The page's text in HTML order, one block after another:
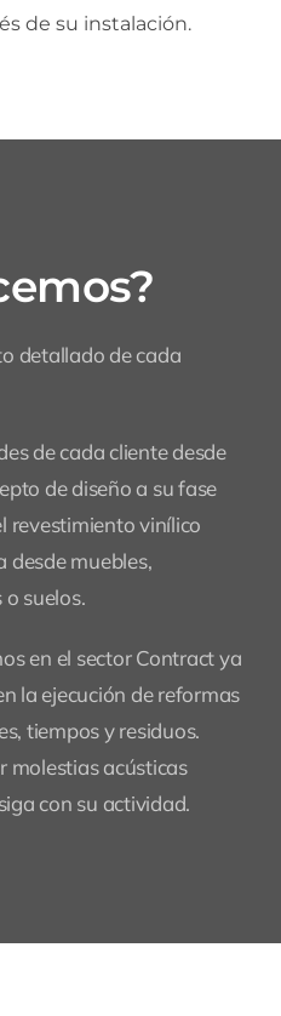
de su instalación.
detallado de cada
de cada cliente desde
de diseño a su fase
revestimiento vinílico
desde muebles,
suelos.
en el sector Contract ya
la ejecución de reformas
tiempos y residuos.
molestias acústicas
con su actividad.